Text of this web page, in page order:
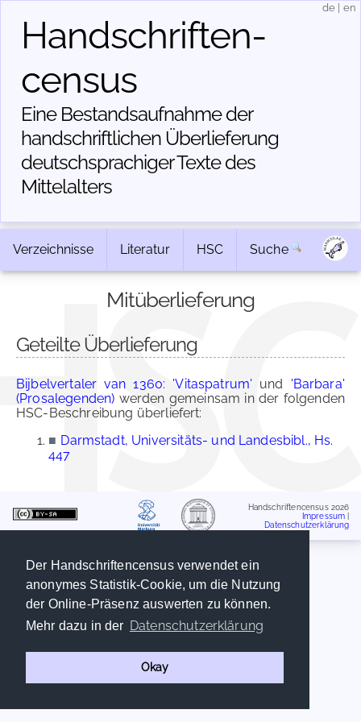
Der Handschriftencensus verwendet ein
anonymes Statistik-Cookie, um die Nutzung
der Online-Präsenz auswerten zu können.
Mehr dazu in der Datenschutzerklärung
Okay
Handschriften­
census
Eine Bestandsaufnahme der
handschriftlichen Über­lieferung
deutschsprachiger Texte des
Mittelalters
de en
Verzeichnisse Literatur HSC Suche
Mitüberlieferung
Geteilte Überlieferung
Bijbelvertaler van 1360: 'Vitaspatrum' und 'Barbara'
(Prosalegenden) werden gemeinsam in der folgenden
HSC-Beschreibung überliefert:
■ Darmstadt, Universitäts- und Landesbibl., Hs.
447
Handschriftencensus 2026
Impressum
Datenschutzerklärung